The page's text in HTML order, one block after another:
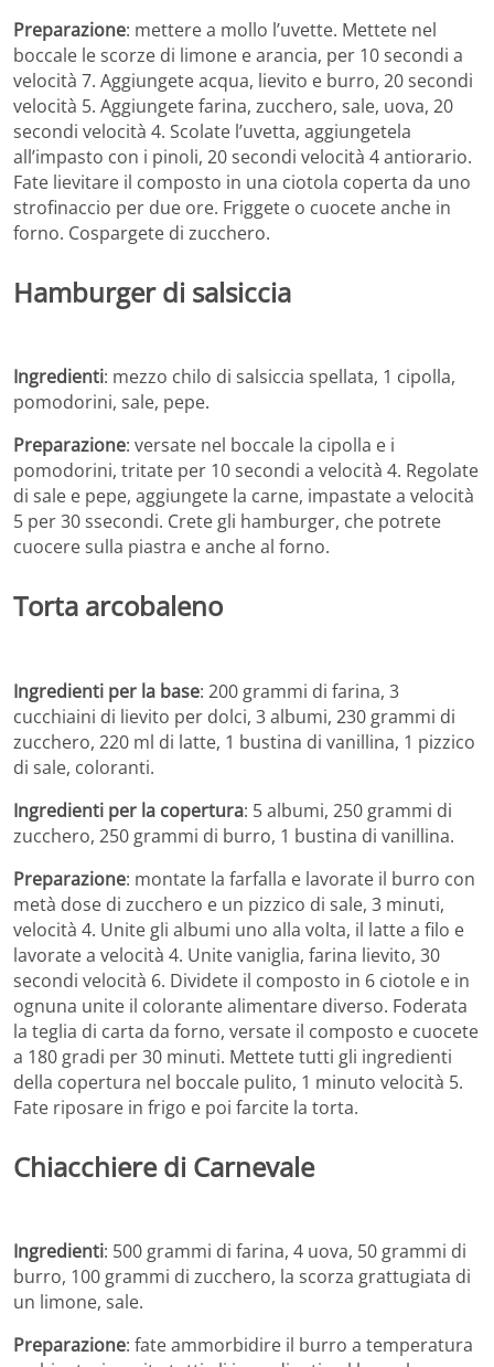
Preparazione: mettere a mollo l’uvette. Mettete nel
boccale le scorze di limone e arancia, per 10 secondi a
velocità 7. Aggiungete acqua, lievito e burro, 20 secondi
velocità 5. Aggiungete farina, zucchero, sale, uova, 20
secondi velocità 4. Scolate l’uvetta, aggiungetela
all’impasto con i pinoli, 20 secondi velocità 4 antiorario.
Fate lievitare il composto in una ciotola coperta da uno
strofinaccio per due ore. Friggete o cuocete anche in
forno. Cospargete di zucchero.
Hamburger di salsiccia
Ingredienti: mezzo chilo di salsiccia spellata, 1 cipolla,
pomodorini, sale, pepe.
Preparazione: versate nel boccale la cipolla e i
pomodorini, tritate per 10 secondi a velocità 4. Regolate
di sale e pepe, aggiungete la carne, impastate a velocità
5 per 30 ssecondi. Crete gli hamburger, che potrete
cuocere sulla piastra e anche al forno.
Torta arcobaleno
Ingredienti per la base: 200 grammi di farina, 3
cucchiaini di lievito per dolci, 3 albumi, 230 grammi di
zucchero, 220 ml di latte, 1 bustina di vanillina, 1 pizzico
di sale, coloranti.
Ingredienti per la copertura: 5 albumi, 250 grammi di
zucchero, 250 grammi di burro, 1 bustina di vanillina.
Preparazione: montate la farfalla e lavorate il burro con
metà dose di zucchero e un pizzico di sale, 3 minuti,
velocità 4. Unite gli albumi uno alla volta, il latte a filo e
lavorate a velocità 4. Unite vaniglia, farina lievito, 30
secondi velocità 6. Dividete il composto in 6 ciotole e in
ognuna unite il colorante alimentare diverso. Foderata
la teglia di carta da forno, versate il composto e cuocete
a 180 gradi per 30 minuti. Mettete tutti gli ingredienti
della copertura nel boccale pulito, 1 minuto velocità 5.
Fate riposare in frigo e poi farcite la torta.
Chiacchiere di Carnevale
Ingredienti: 500 grammi di farina, 4 uova, 50 grammi di
burro, 100 grammi di zucchero, la scorza grattugiata di
un limone, sale.
Preparazione: fate ammorbidire il burro a temperatura